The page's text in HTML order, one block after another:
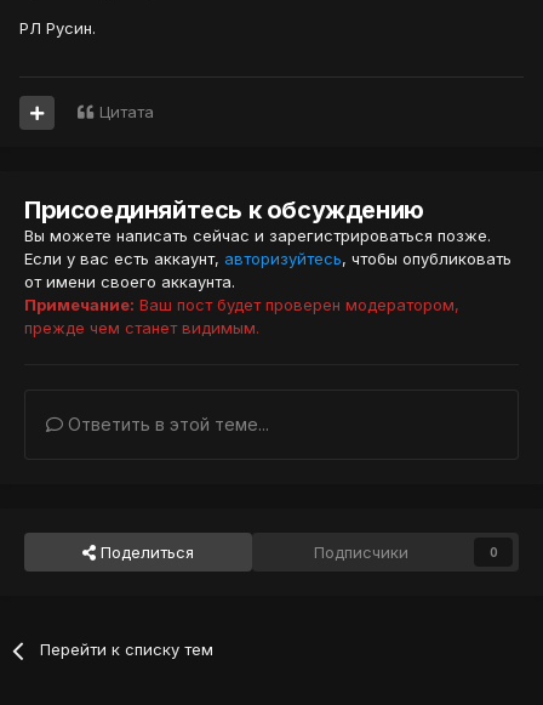
РЛ Русин.
Цитата
Присоединяйтесь к обсуждению
Вы можете написать сейчас и зарегистрироваться позже.
Если у вас есть аккаунт, авторизуйтесь, чтобы опубликовать
от имени своего аккаунта.
Примечание: Ваш пост будет проверен модератором,
прежде чем станет видимым.
Ответить в этой теме...
Поделиться Подписчики 0
Перейти к списку тем